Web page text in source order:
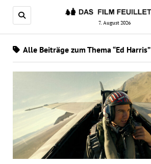
7. August 2026
Alle Beiträge zum Thema “Ed Harris”